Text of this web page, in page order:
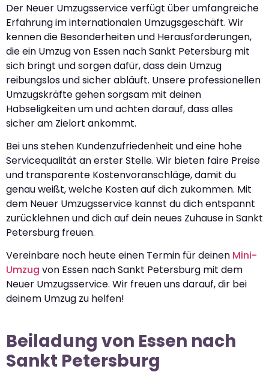
Der Neuer Umzugsservice verfügt über umfangreiche
Erfahrung im internationalen Umzugsgeschäft. Wir
kennen die Besonderheiten und Herausforderungen,
die ein Umzug von Essen nach Sankt Petersburg mit
sich bringt und sorgen dafür, dass dein Umzug
reibungslos und sicher abläuft. Unsere professionellen
Umzugskräfte gehen sorgsam mit deinen
Habseligkeiten um und achten darauf, dass alles
sicher am Zielort ankommt.
Bei uns stehen Kundenzufriedenheit und eine hohe
Servicequalität an erster Stelle. Wir bieten faire Preise
und transparente Kostenvoranschläge, damit du
genau weißt, welche Kosten auf dich zukommen. Mit
dem Neuer Umzugsservice kannst du dich entspannt
zurücklehnen und dich auf dein neues Zuhause in Sankt
Petersburg freuen.
Vereinbare noch heute einen Termin für deinen Mini-
Umzug von Essen nach Sankt Petersburg mit dem
Neuer Umzugsservice. Wir freuen uns darauf, dir bei
deinem Umzug zu helfen!
Beiladung von Essen nach
Sankt Petersburg